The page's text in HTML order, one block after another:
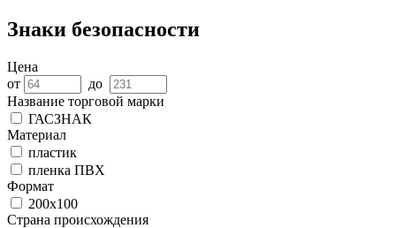
Знаки безопасности
Цена
от
до
Название торговой марки
ГАСЗНАК
Материал
пластик
пленка ПВX
Формат
200х100
Страна происхождения